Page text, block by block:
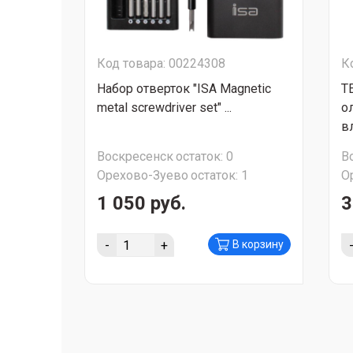
Код товара: 00224308
Набор отверток "ISA Magnetic
metal screwdriver set" ...
Воскресенскостаток: 0
Орехово-Зуево остаток: 1
1 050 руб.
- + В корзину -